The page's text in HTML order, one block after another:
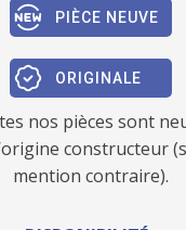
PIÈCE NEUVE
ORIGINALE
nos pièces sont
constructeur
mention contraire).